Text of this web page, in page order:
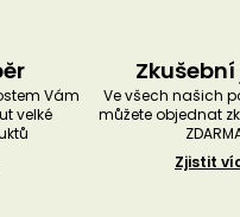
Vám
velké
Ve všech našich
můžete objednat
Zjistit